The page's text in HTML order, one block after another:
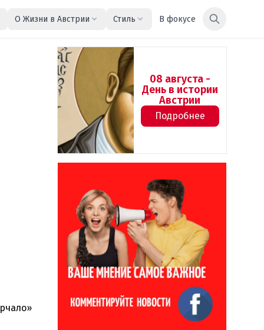
О Жизни в Австрии Стиль В фокусе
08 августа -
День в истории
Австрии
Подробнее